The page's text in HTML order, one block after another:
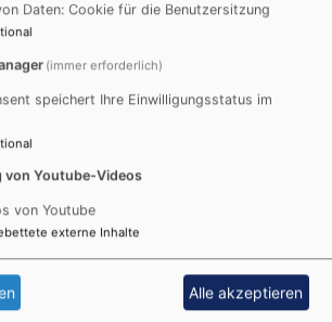
mit uns aufnehmen.
Daten: Cookie für die Benutzersitzung
(immer erforderlich)
speichert Ihre Einwilligungsstatus im
von Youtube-Videos
von Youtube
externe Inhalte
Alle akzeptieren